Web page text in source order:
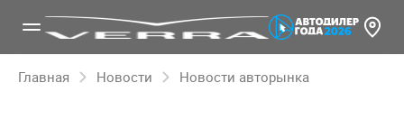
Главная Новости Новости авторынка